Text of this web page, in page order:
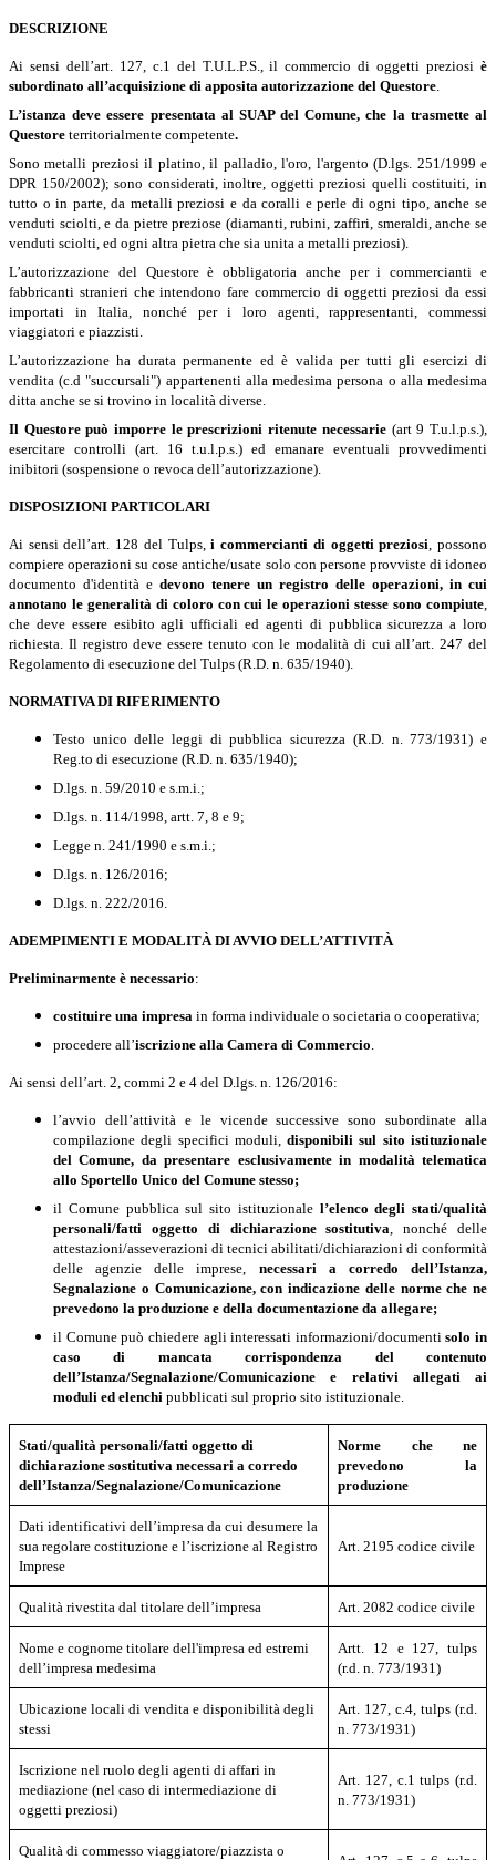
DESCRIZIONE
Ai sensi dell’art. 127, c.1 del T.U.L.P.S., il commercio di oggetti preziosi è
subordinato all’acquisizione di apposita autorizzazione del Questore
L’istanza deve essere presentata al SUAP del Comune, che la trasmette al
Questore territorialmente competente.
Sono metalli preziosi il platino, il palladio, l'oro, l'argento (D.lgs. 251/1999 e
DPR 150/2002); sono considerati, inoltre, oggetti preziosi quelli costituiti, in
tutto o in parte, da metalli preziosi e da coralli e perle di ogni tipo, anche se
venduti sciolti, e da pietre preziose (diamanti, rubini, zaffiri, smeraldi, anche se
venduti sciolti, ed ogni altra pietra che sia unita a metalli preziosi).
L’autorizzazione del Questore è obbligatoria anche per i commercianti e
fabbricanti stranieri che intendono fare commercio di oggetti preziosi da essi
importati in Italia, nonché per i loro agenti, rappresentanti, commessi
viaggiatori e piazzisti.
L’autorizzazione ha durata permanente ed è valida per tutti gli esercizi di
vendita (c.d "succursali") appartenenti alla medesima persona o alla medesima
ditta anche se si trovino in località diverse.
Il Questore può imporre le prescrizioni ritenute necessarie(art 9 T.u.l.p.s.),
esercitare controlli (art. 16 t.u.l.p.s.) ed emanare eventuali provvedimenti
inibitori (sospensione o revoca dell’autorizzazione).
DISPOSIZIONI PARTICOLARI
Ai sensi dell’art. 128 del Tulps,i commercianti di oggetti preziosi , possono
compiere operazioni su cose antiche/usate solo con persone provviste di idoneo
documento d'identità e devono tenere un registro delle operazioni, in cui
annotano le generalità di coloro con cui le operazioni stesse sono compiute
che deve essere esibito agli ufficiali ed agenti di pubblica sicurezza a loro
richiesta. Il registro deve essere tenuto con le modalità di cui all’art. 247 del
Regolamento di esecuzione del Tulps (R.D. n. 635/1940).
NORMATIVA DI RIFERIMENTO
Testo unico delle leggi di pubblica sicurezza (R.D. n. 773/1931) e
Reg.to di esecuzione (R.D. n. 635/1940);
D.lgs. n. 59/2010 e s.m.i.;
D.lgs. n. 114/1998, artt. 7, 8 e 9;
Legge n. 241/1990 e s.m.i.;
D.lgs. n. 126/2016;
D.lgs. n. 222/2016.
ADEMPIMENTI E MODALITÀ DI AVVIO DELL’ATTIVITÀ
Preliminarmente è necessario:
costituire una impresa in forma individuale o societaria o cooperativa;
procedere all’iscrizione alla Camera di Commercio
Ai sensi dell’art. 2, commi 2 e 4 del D.lgs. n. 126/2016:
l’avvio dell’attività e le vicende successive sono subordinate alla
compilazione degli specifici moduli,disponibili sul sito istituzionale
del Comune, da presentare esclusivamente in modalità telematica
allo Sportello Unico del Comune stesso;
il Comune pubblica sul sito istituzionale l’elenco degli stati/qualità
personali/fatti oggetto di dichiarazione sostitutiva , nonché delle
attestazioni/asseverazioni di tecnici abilitati/dichiarazioni di conformità
delle agenzie delle imprese, necessari a corredo dell’Istanza,
Segnalazione o Comunicazione, con indicazione delle norme che ne
prevedono la produzione e della documentazione da allegare;
il Comune può chiedere agli interessati informazioni/documentisolo in
caso di mancata corrispondenza del contenuto
dell’Istanza/Segnalazione/Comunicazione e relativi allegati ai
moduli ed elenchi pubblicati sul proprio sito istituzionale.
Stati/qualità personali/fatti oggetto di
dichiarazione sostitutiva necessari a corredo
dell’Istanza/Segnalazione/Comunicazione
Norme che ne
prevedono la
produzione
Dati identificativi dell’impresa da cui desumere la
sua regolare costituzione e l’iscrizione al Registro
Imprese
Art. 2195 codice civile
Qualità rivestita dal titolare dell’impresa Art. 2082 codice civile
Nome e cognome titolare dell'impresa ed estremi
dell’impresa medesima
Artt. 12 e 127, tulps
(r.d. n. 773/1931)
Ubicazione locali di vendita e disponibilità degli
stessi
Art. 127, c.4, tulps (r.d.
n. 773/1931)
Iscrizione nel ruolo degli agenti di affari in
mediazione (nel caso di intermediazione di
oggetti preziosi)
Art. 127, c.1 tulps (r.d.
n. 773/1931)
Qualità di commesso viaggiatore/piazzista o